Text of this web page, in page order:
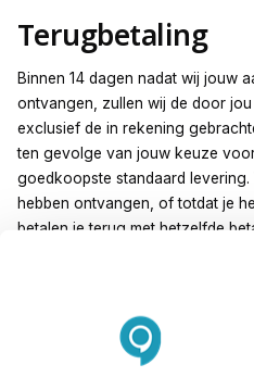
Terugbetaling
Binnen 14 dagen nadat wij jouw
ontvangen, zullen wij de door
exclusief de in rekening
ten gevolge van jouw keuze
goedkoopste standaard
hebben ontvangen, of totdat je
betalen je terug met hetzelfde
terugbetaling geen kosten in
Kosten
De directe kosten voor het